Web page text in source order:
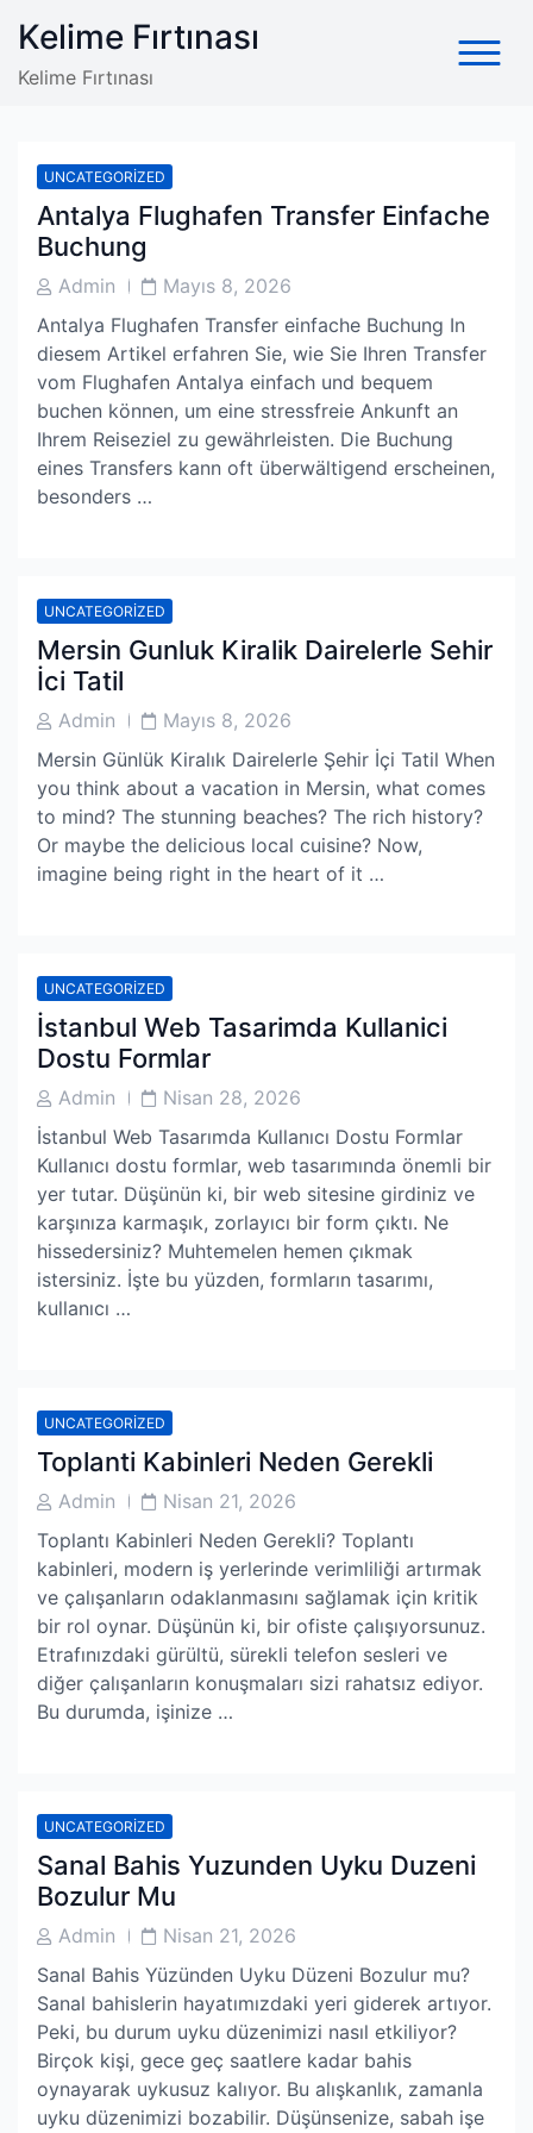
content
Kelime Fırtınası
Kelime Fırtınası
UNCATEGORIZED
Antalya Flughafen Transfer Einfache
Buchung
PostAdmin
PostMayıs 8, 2026
Antalya Flughafen Transfer einfache Buchung In
diesem Artikel erfahren Sie, wie Sie Ihren Transfer
vom Flughafen Antalya einfach und bequem
buchen können, um eine stressfreie Ankunft an
Ihrem Reiseziel zu gewährleisten. Die Buchung
eines Transfers kann oft überwältigend erscheinen,
besonders …
UNCATEGORIZED
Mersin Gunluk Kiralik Dairelerle Sehir
İci Tatil
PostAdmin
PostMayıs 8, 2026
Mersin Günlük Kiralık Dairelerle Şehir İçi Tatil When
you think about a vacation in Mersin, what comes
to mind? The stunning beaches? The rich history?
Or maybe the delicious local cuisine? Now,
imagine being right in the heart of it …
UNCATEGORIZED
İstanbul Web Tasarimda Kullanici
Dostu Formlar
PostAdmin
PostNisan 28, 2026
İstanbul Web Tasarımda Kullanıcı Dostu Formlar
Kullanıcı dostu formlar, web tasarımında önemli bir
yer tutar. Düşünün ki, bir web sitesine girdiniz ve
karşınıza karmaşık, zorlayıcı bir form çıktı. Ne
hissedersiniz? Muhtemelen hemen çıkmak
istersiniz. İşte bu yüzden, formların tasarımı,
kullanıcı …
UNCATEGORIZED
Toplanti Kabinleri Neden Gerekli
PostAdmin
PostNisan 21, 2026
Toplantı Kabinleri Neden Gerekli? Toplantı
kabinleri, modern iş yerlerinde verimliliği artırmak
ve çalışanların odaklanmasını sağlamak için kritik
bir rol oynar. Düşünün ki, bir ofiste çalışıyorsunuz.
Etrafınızdaki gürültü, sürekli telefon sesleri ve
diğer çalışanların konuşmaları sizi rahatsız ediyor.
Bu durumda, işinize …
UNCATEGORIZED
Sanal Bahis Yuzunden Uyku Duzeni
Bozulur Mu
PostAdmin
PostNisan 21, 2026
Sanal Bahis Yüzünden Uyku Düzeni Bozulur mu?
Sanal bahislerin hayatımızdaki yeri giderek artıyor.
Peki, bu durum uyku düzenimizi nasıl etkiliyor?
Birçok kişi, gece geç saatlere kadar bahis
oynayarak uykusuz kalıyor. Bu alışkanlık, zamanla
uyku düzenimizi bozabilir. Düşünsenize, sabah işe